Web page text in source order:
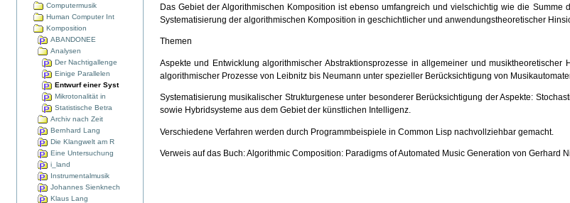
Computermusik
Human Computer Int
Komposition
ABANDONEE
Analysen
Der Nachtigallenge
Einige Parallelen
Entwurf einer Syst
Mikrotonalität in
Statistische Betra
Archiv nach Zeit
Bernhard Lang
Die Klangwelt am R
Eine Untersuchung
i_land
Instrumentalmusik
Johannes Sienknech
Klaus Lang
Das Gebiet der Algorithmischen Komposition ist ebenso umfangreich und vielschichtig wie die
Systematisierung der algorithmischen Komposition in geschichtlicher und anwendungstheoretischer
Themen
Aspekte und Entwicklung algorithmischer Abstraktionsprozesse in allgemeiner und
algorithmischer Prozesse von Leibnitz bis Neumann unter spezieller Berücksichtigung von
Systematisierung musikalischer Strukturgenese unter besonderer Berücksichtigung der Aspekte:
sowie Hybridsysteme aus dem Gebiet der künstlichen Intelligenz.
Verschiedene Verfahren werden durch Programmbeispiele in Common Lisp nachvollziehbar gemacht.
Verweis auf das Buch: Algorithmic Composition: Paradigms of Automated Music Generation von Gerhard